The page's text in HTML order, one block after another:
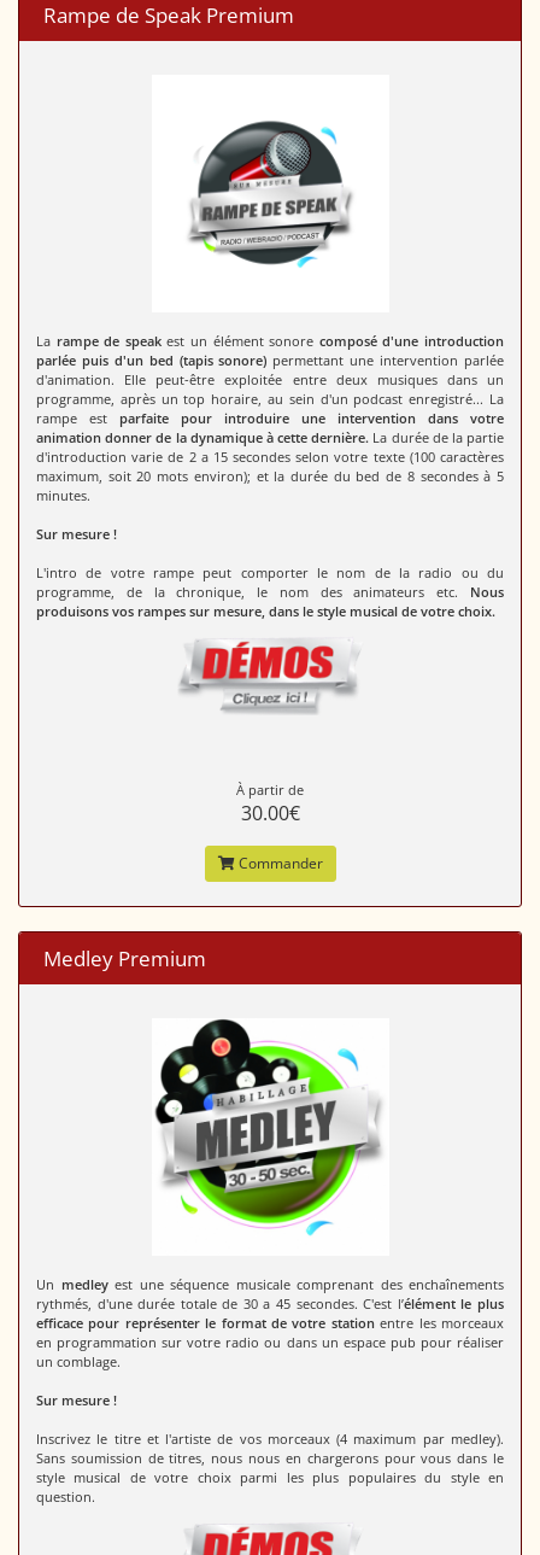
Rampe de Speak Premium
La rampe de speakest un élément sonore composé d'une introduction
parlée puis d'un bed (tapis sonore) permettant une intervention parlée
d'animation. Elle peut-être exploitée entre deux musiques dans un
programme, après un top horaire, au sein d'un podcast enregistré... La
rampe est parfaite pour introduire une intervention dans votre
animation donner de la dynamique à cette dernière. La durée de la partie
d'introduction varie de 2 a 15 secondes selon votre texte (100 caractères
maximum, soit 20 mots environ); et la durée du bed de 8 secondes à 5
minutes.
Sur mesure !
L'intro de votre rampe peut comporter le nom de la radio ou du
programme, de la chronique, le nom des animateurs etc. Nous
produisons vos rampes sur mesure, dans le style musical de votre choix.
À partir de
30.00€
Commander
Medley Premium
Un medleyest une séquence musicale comprenant des enchaînements
rythmés, d'une durée totale de 30 a 45 secondes. C'est l’élément le plus
efficace pour représenter le format de votre stationentre les morceaux
en programmation sur votre radio ou dans un espace pub pour réaliser
un comblage.
Sur mesure !
Inscrivez le titre et l'artiste de vos morceaux (4 maximum par medley).
Sans soumission de titres, nous nous en chargerons pour vous dans le
style musical de votre choix parmi les plus populaires du style en
question.